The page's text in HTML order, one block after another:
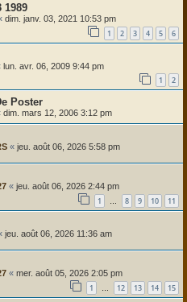
1989
dim. janv. 03, 2021 10:53 pm
1 2 3 4 5 6
lun. avr. 06, 2009 9:44 pm
1 2
Poster
dim. mars 12, 2006 3:12 pm
« jeu. août 06, 2026 5:58 pm
« jeu. août 06, 2026 2:44 pm
1 … 8 9 10 11
jeu. août 06, 2026 11:36 am
« mer. août 05, 2026 2:05 pm
1 … 12 13 14 15